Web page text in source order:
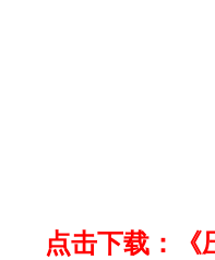
点击下载：《